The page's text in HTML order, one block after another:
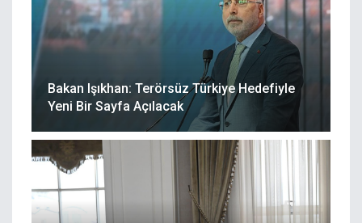
Bakan Işıkhan: Terörsüz Türkiye Hedefiyle
Yeni Bir Sayfa Açılacak